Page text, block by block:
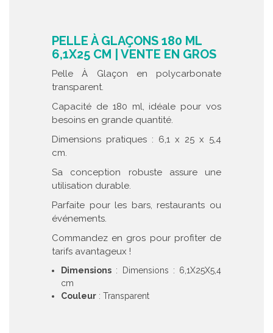
PELLE À GLAÇONS 180 ML
6,1X25 CM | VENTE EN GROS
Pelle À Glaçon en polycarbonate
transparent.
Capacité de 180 ml, idéale pour vos
besoins en grande quantité.
Dimensions pratiques : 6,1 x 25 x 5,4
cm.
Sa conception robuste assure une
utilisation durable.
Parfaite pour les bars, restaurants ou
événements.
Commandez en gros pour profiter de
tarifs avantageux !
Dimensions : Dimensions : 6,1X25X5,4
cm
Couleur : Transparent